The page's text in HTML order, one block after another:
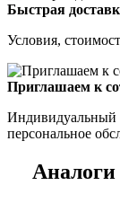
Быстрая
Условия,
Приглашаем к
Индивидуальный
персональное